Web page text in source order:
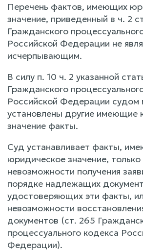
Перечень фактов, имеющих
значение, приведенный в ч. 2
Гражданского
Российской Федерации не
исчерпывающим.
В силу п. 10 ч. 2 указанной
Гражданского
Российской Федерации судом
установлены другие имеющие
значение факты.
Суд устанавливает факты,
юридическое значение, только
невозможности получения
порядке надлежащих
удостоверяющих эти факты,
невозможности
документов (ст. 265
процессуального кодекса
Федерации).